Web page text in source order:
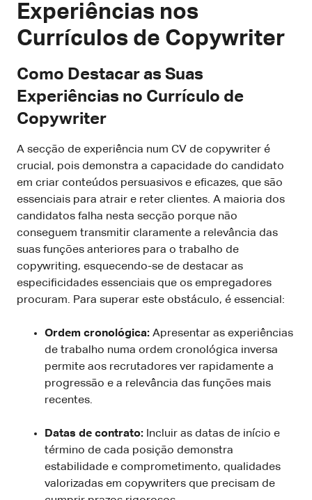
Experiências nos
Currículos de Copywriter
Como Destacar as Suas
Experiências no Currículo de
Copywriter
A secção de experiência num CV de copywriter é
crucial, pois demonstra a capacidade do candidato
em criar conteúdos persuasivos e eficazes, que são
essenciais para atrair e reter clientes. A maioria dos
candidatos falha nesta secção porque não
conseguem transmitir claramente a relevância das
suas funções anteriores para o trabalho de
copywriting, esquecendo-se de destacar as
especificidades essenciais que os empregadores
procuram. Para superar este obstáculo, é essencial:
Ordem cronológica: Apresentar as experiências
de trabalho numa ordem cronológica inversa
permite aos recrutadores ver rapidamente a
progressão e a relevância das funções mais
recentes.
Datas de contrato: Incluir as datas de início e
término de cada posição demonstra
estabilidade e comprometimento, qualidades
valorizadas em copywriters que precisam de